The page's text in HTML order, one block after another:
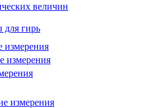
величин
для гирь
измерения
измерения
измерения